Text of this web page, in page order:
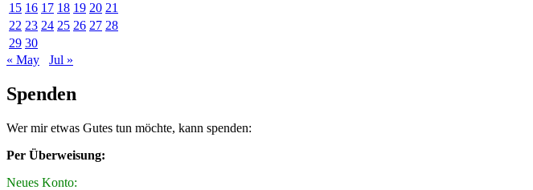
15 16 17 18 19 20 21
22 23 24 25 26 27 28
29 30
« May
Jul »
Spenden
Wer mir etwas Gutes tun möchte, kann spenden:
Per Überweisung:
Neues Konto: